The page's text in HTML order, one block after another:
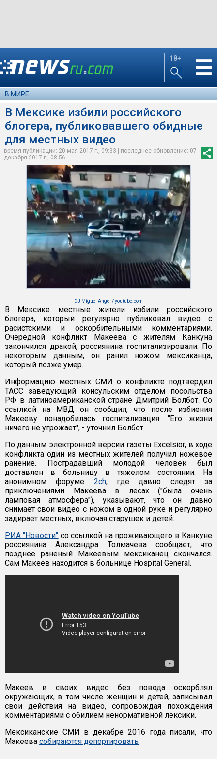
18+ ☰
В МИРЕ
В Мексике избили российского
блогера, публиковавшего обидные
для местных видео
время публикации: 20 мая 2017 г., 09:33 | последнее обновление: 07
декабря 2017 г., 08:56
DJ Miguel Angel / youtube.com
В Мексике местные жители избили российского
блогера, который регулярно публиковал видео с
расистскими и оскорбительными комментариями.
Очередной конфликт Макеева с жителям Канкуна
закончился дракой, россиянина госпитализировали. По
некоторым данным, он ранил ножом мексиканца,
который позже умер.
Информацию местных СМИ о конфликте подтвердил
ТАСС заведующий консульским отделом посольства
РФ в латиноамериканской стране Дмитрий Болбот. Со
ссылкой на МВД он сообщил, что после избиения
Макееву понадобилась госпитализация. "Его жизни
ничего не угрожает", - уточнил Болбот.
По данным электронной версии газеты Excelsior, в ходе
конфликта один из местных жителей получил ножевое
ранение. Пострадавший молодой человек был
доставлен в больницу в тяжелом состоянии. На
анонимном форуме 2ch, где давно следят за
приключениями Макеева в лесах ("была очень
ламповая атмосфера"), указывают, что он давно
снимает свои видео с ножом в одной руке и регулярно
задирает местных, включая старушек и детей.
РИА "Новости" со ссылкой на проживающего в Канкуне
россиянина Александра Толмачева сообщает, что
позднее раненый Макеевым мексиканец скончался.
Сам Макеев находится в больнице Hospital General.
Макеев в своих видео без повода оскорблял
окружающих, в том числе женщин и детей, записывал
свои действия на видео, сопровождая похождения
комментариями с обилием ненормативной лексики.
Мексиканские СМИ в декабре 2016 года писали, что
Макеева собираются депортировать.